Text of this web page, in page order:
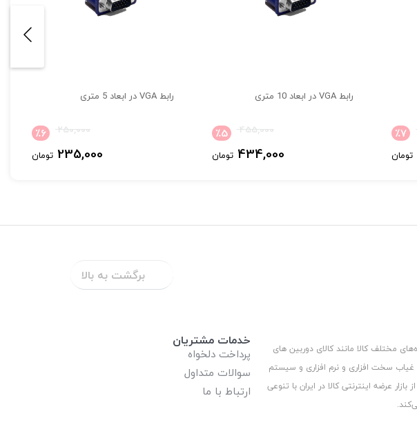
کانکتور نیز جلوگیری می‌کند.
٪7
تومان
رابط VGA در ابعاد 10 متری
٪5 455,000
434,000 تومان
رابط VGA در ابعاد 5 متری
٪6 250,000
235,000 تومان
برگشت به بالا
مختلف کالا مانند کالای دوربین های
غیاب سخت افزاری و نرم افزاری و سیستم
عرضه اینترنتی کالا در ایران با تنوعی
خدمات مشتریان
پرداخت دلخواه
سوالات متداول
ارتباط با ما